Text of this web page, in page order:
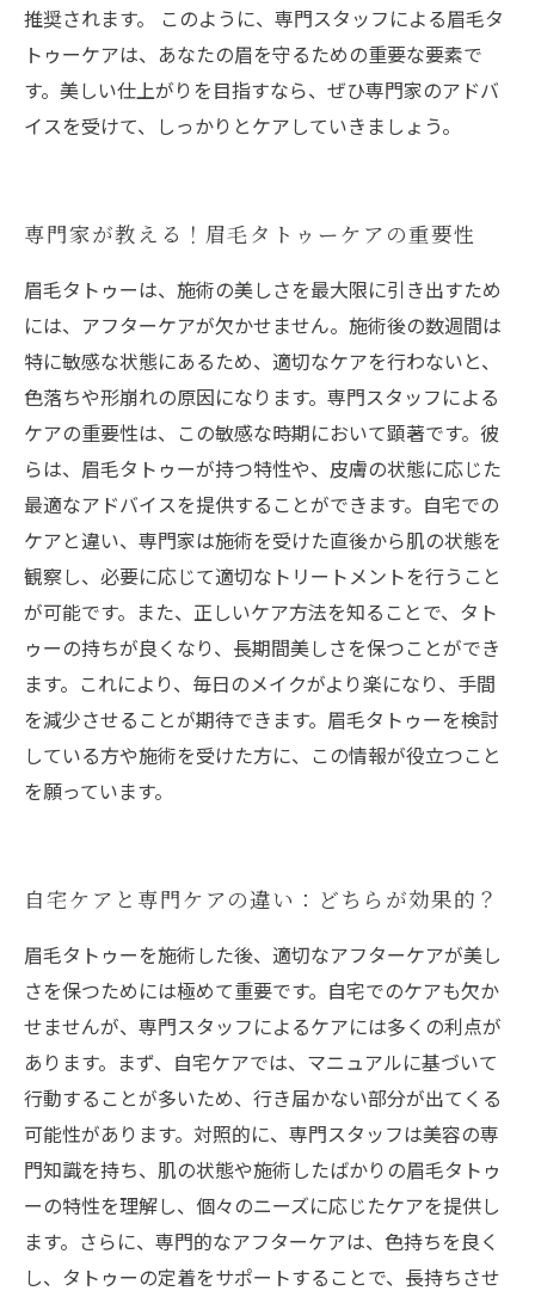
推奨されます。 このように、専門スタッフによる眉毛タ
トゥーケアは、あなたの眉を守るための重要な要素で
す。美しい仕上がりを目指すなら、ぜひ専門家のアドバ
イスを受けて、しっかりとケアしていきましょう。
専門家が教える！眉毛タトゥーケアの重要性
眉毛タトゥーは、施術の美しさを最大限に引き出すため
には、アフターケアが欠かせません。施術後の数週間は
特に敏感な状態にあるため、適切なケアを行わないと、
色落ちや形崩れの原因になります。専門スタッフによる
ケアの重要性は、この敏感な時期において顕著です。彼
らは、眉毛タトゥーが持つ特性や、皮膚の状態に応じた
最適なアドバイスを提供することができます。自宅での
ケアと違い、専門家は施術を受けた直後から肌の状態を
観察し、必要に応じて適切なトリートメントを行うこと
が可能です。また、正しいケア方法を知ることで、タト
ゥーの持ちが良くなり、長期間美しさを保つことができ
ます。これにより、毎日のメイクがより楽になり、手間
を減少させることが期待できます。眉毛タトゥーを検討
している方や施術を受けた方に、この情報が役立つこと
を願っています。
自宅ケアと専門ケアの違い：どちらが効果的？
眉毛タトゥーを施術した後、適切なアフターケアが美し
さを保つためには極めて重要です。自宅でのケアも欠か
せませんが、専門スタッフによるケアには多くの利点が
あります。まず、自宅ケアでは、マニュアルに基づいて
行動することが多いため、行き届かない部分が出てくる
可能性があります。対照的に、専門スタッフは美容の専
門知識を持ち、肌の状態や施術したばかりの眉毛タトゥ
ーの特性を理解し、個々のニーズに応じたケアを提供し
ます。さらに、専門的なアフターケアは、色持ちを良く
し、タトゥーの定着をサポートすることで、長持ちさせ